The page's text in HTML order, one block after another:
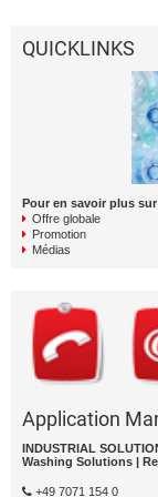
QUICKLINKS
Pour en savoir plus
Offre globale
Promotion
Médias
Application
INDUSTRIAL
Washing Solutions |
+49 7071 154 0